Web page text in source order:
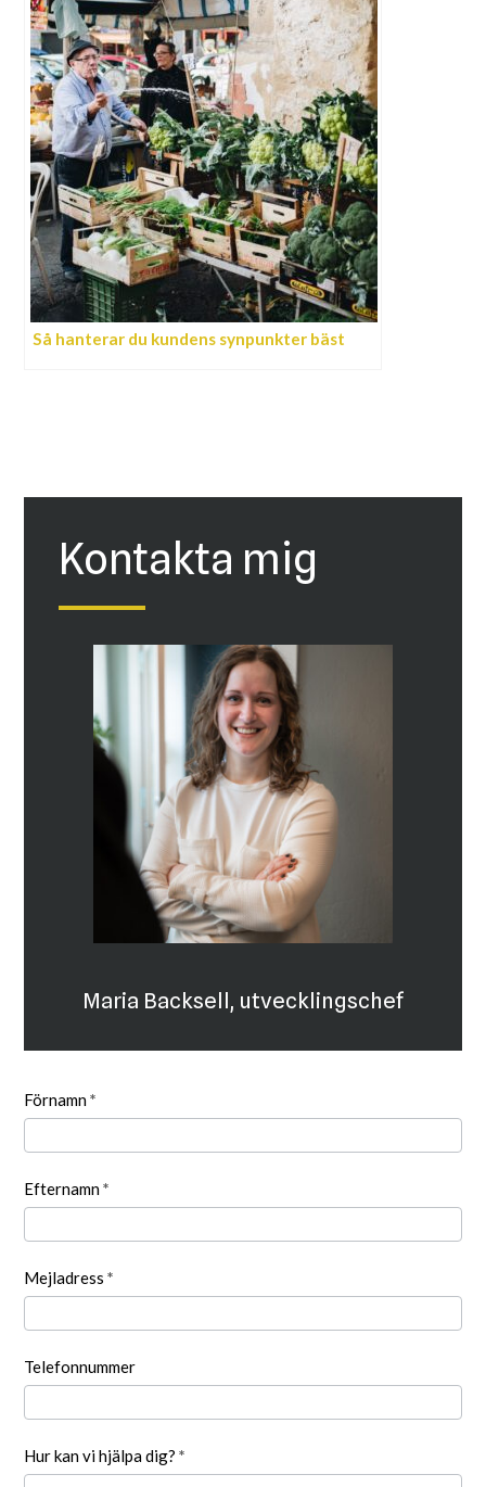
Så hanterar du kundens synpunkter bäst
Kontakta mig
Maria Backsell, utvecklingschef
Kontakta
Förnamn*
Efternamn*
Mejladress*
Telefonnummer
Hur kan vi hjälpa dig?*